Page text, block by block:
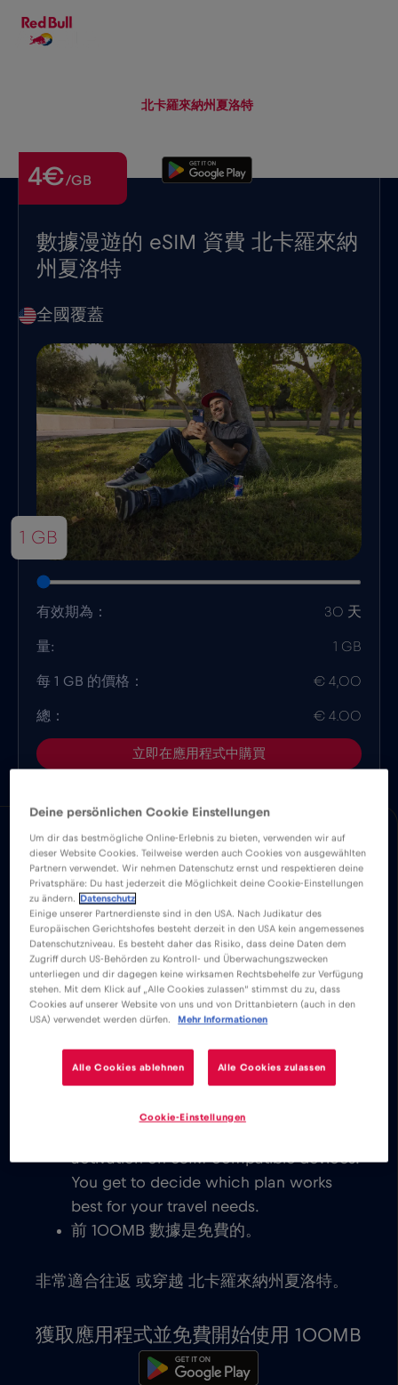
北卡羅來納州夏洛特
數據漫遊的 eSIM 資費 北卡羅來納
州夏洛特
4€/GB
全國覆蓋
1 GB
有效期為： 30 天
量: 1 GB
每 1 GB 的價格： € 4,00
總： € 4.00
立即在應用程式中購買
優勢 描述 相容性 國家概況
下載易於安裝的 Red Bull MOBILE 應用程式，
並分別享受無限的行動網路北卡羅來納州夏洛
特。
我們從不收取基本費用。啟動 eSIM 卡
後，您就可以連接到世界，無需任何基本
或漫遊費用。
會議和使用您的社交媒體帳戶。與世界各
地的家人和朋友聯繫是即時的。
Explore our low cost eSIM data plans
activation on eSIM-compatible devices.
You get to decide which plan works
best for your travel needs.
前 100MB 數據是免費的。
非常適合往返 或穿越 北卡羅來納州夏洛特。
獲取應用程式並免費開始使用 100MB
Deine persönlichen Cookie Einstellungen
Um dir das bestmögliche Online-Erlebnis zu bieten, verwenden wir auf
dieser Website Cookies. Teilweise werden auch Cookies von ausgewählten
Partnern verwendet. Wir nehmen Datenschutz ernst und respektieren deine
Privatsphäre: Du hast jederzeit die Möglichkeit deine Cookie-Einstellungen
zu ändern.
Datenschutz
Einige unserer Partnerdienste sind in den USA. Nach Judikatur des
Europäischen Gerichtshofes besteht derzeit in den USA kein angemessenes
Datenschutzniveau. Es besteht daher das Risiko, dass deine Daten dem
Zugriff durch US-Behörden zu Kontroll- und Überwachungszwecken
unterliegen und dir dagegen keine wirksamen Rechtsbehelfe zur Verfügung
stehen. Mit dem Klick auf „Alle Cookies zulassen“ stimmst du zu, dass
Cookies auf unserer Website von uns und von Drittanbietern (auch in den
USA) verwendet werden dürfen.
Mehr Informationen
Alle Cookies ablehnen Alle Cookies zulassen
Cookie-Einstellungen